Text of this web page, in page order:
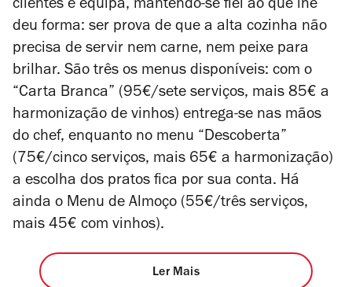
clientes e equipa, mantendo-se fiel ao que lhe
deu forma: ser prova de que a alta cozinha não
precisa de servir nem carne, nem peixe para
brilhar. São três os menus disponíveis: com o
“Carta Branca” (95€/sete serviços, mais 85€ a
harmonização de vinhos) entrega-se nas mãos
do chef, enquanto no menu “Descoberta”
(75€/cinco serviços, mais 65€ a harmonização)
a escolha dos pratos fica por sua conta. Há
ainda o Menu de Almoço (55€/três serviços,
mais 45€ com vinhos).
Ler Mais